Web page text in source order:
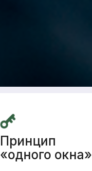
Принцип
«одного окна»